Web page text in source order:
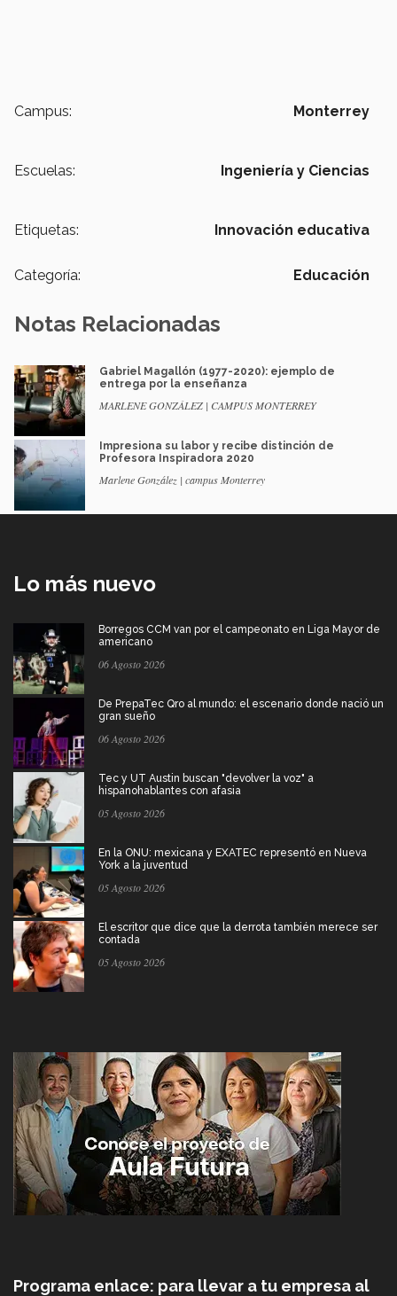
Campus: Monterrey
Escuelas: Ingeniería y Ciencias
Etiquetas: Innovación educativa
Categoría: Educación
Notas Relacionadas
Gabriel Magallón (1977-2020): ejemplo de
entrega por la enseñanza
MARLENE GONZÁLEZ | CAMPUS MONTERREY
Impresiona su labor y recibe distinción de
Profesora Inspiradora 2020
Marlene González | campus Monterrey
Lo más nuevo
Borregos CCM van por el campeonato en Liga Mayor de
americano
06 Agosto 2026
De PrepaTec Qro al mundo: el escenario donde nació un
gran sueño
06 Agosto 2026
Tec y UT Austin buscan "devolver la voz" a
hispanohablantes con afasia
05 Agosto 2026
En la ONU: mexicana y EXATEC representó en Nueva
York a la juventud
05 Agosto 2026
El escritor que dice que la derrota también merece ser
contada
05 Agosto 2026
Programa enlace: para llevar a tu empresa al